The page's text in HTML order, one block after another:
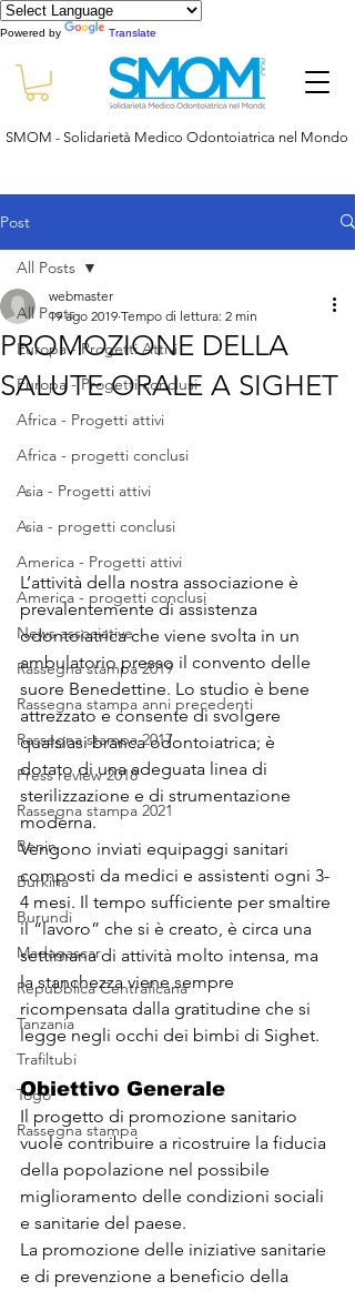
Powered by Translate
SMOM - Solidarietà Medico Odontoiatrica nel Mondo
Post
All Posts
Europa - Progetti Attivi
Europa - Progetti conclusi
Africa - Progetti attivi
Africa - progetti conclusi
Asia - Progetti attivi
Asia - progetti conclusi
America - Progetti attivi
America - progetti conclusi
News associative
Rassegna stampa 2019
Rassegna stampa anni precedenti
Rassegna stampa 2017
Press review 2018
Rassegna stampa 2021
Benin
Burkina
Burundi
Madagascar
Repubblica Centraficana
Tanzania
Trafiltubi
Togo
Rassegna stampa
All Posts
PROMOZIONE DELLA
SALUTE ORALE A SIGHET
webmaster
19 ago 2019 Tempo di lettura: 2 min
L’attività della nostra associazione è
prevalentemente di assistenza
odontoiatrica che viene svolta in un
ambulatorio presso il convento delle
suore Benedettine. Lo studio è bene
attrezzato e consente di svolgere
qualsiasi branca odontoiatrica; è
dotato di una adeguata linea di
sterilizzazione e di strumentazione
moderna.
Vengono inviati equipaggi sanitari
composti da medici e assistenti ogni 3-
4 mesi. Il tempo sufficiente per smaltire
il “lavoro” che si è creato, è circa una
settimana di attività molto intensa, ma
la stanchezza viene sempre
ricompensata dalla gratitudine che si
legge negli occhi dei bimbi di Sighet.
Obiettivo Generale
Il progetto di promozione sanitario
vuole contribuire a ricostruire la fiducia
della popolazione nel possibile
miglioramento delle condizioni sociali
e sanitarie del paese.
La promozione delle iniziative sanitarie
e di prevenzione a beneficio della